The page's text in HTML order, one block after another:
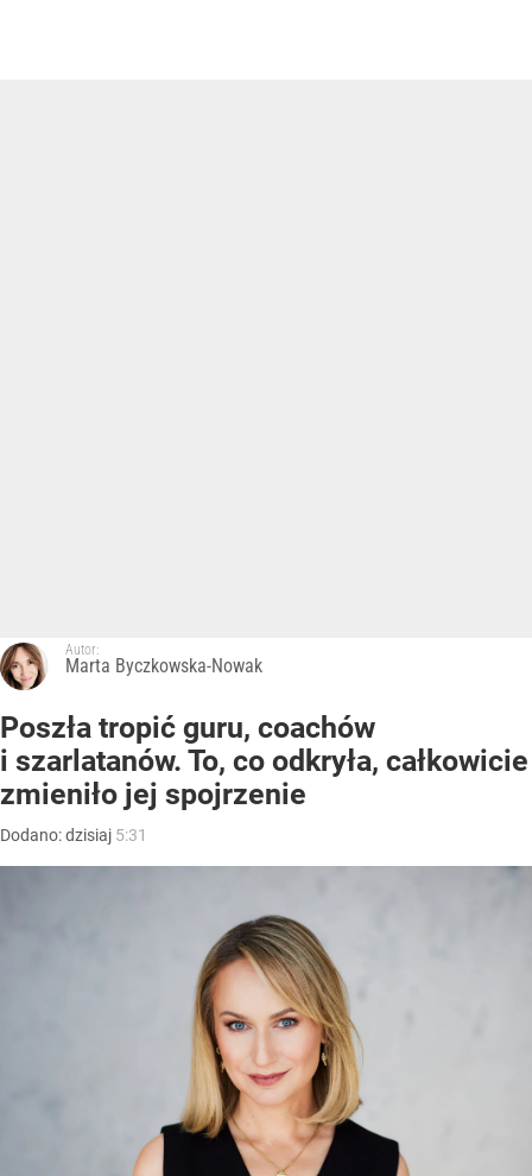
Autor:
Marta Byczkowska-Nowak
Poszła tropić guru, coachów
i szarlatanów. To, co odkryła, całkowicie
zmieniło jej spojrzenie
Dodano:dzisiaj 5:31